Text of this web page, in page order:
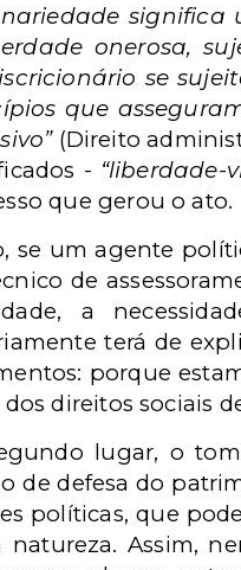
onerosa,
se
que
(Direito
- “liberdade-
que gerou o ato.
se um agente
de
a
terá de
porque
direitos sociais
lugar, o
de defesa do
políticas, que
natureza. Assim,